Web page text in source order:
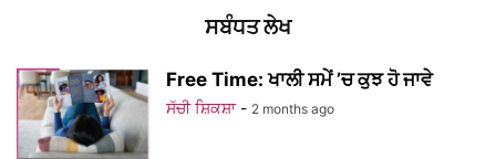
ਸਬੰਧਤ ਲੇਖ
Free Time: ਖਾਲੀ ਸਮੇਂ ’ਚ ਕੁਝ ਹੋ ਜਾਵੇ
ਸੱਚੀ ਸ਼ਿਕਸ਼ਾ - 2 months ago